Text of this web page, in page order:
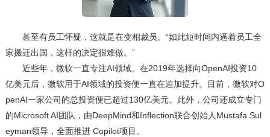
甚至有员工怀疑，这就是在变相裁员。“如此短时间内逼着员工全
家搬迁出国，这样的决定很难做。”
近些年，微软一直专注AI领域。在2019年选择向OpenAI投资10
亿美元后，微软用于AI领域的投资便一直在追加提升。目前，微软对O
penAI一家公司的总投资便已超过130亿美元。此外，公司还成立专门
的Microsoft AI团队，由DeepMind和Inflection联合创始人Mustafa Sul
eyman领导，全面推进 Copilot项目。